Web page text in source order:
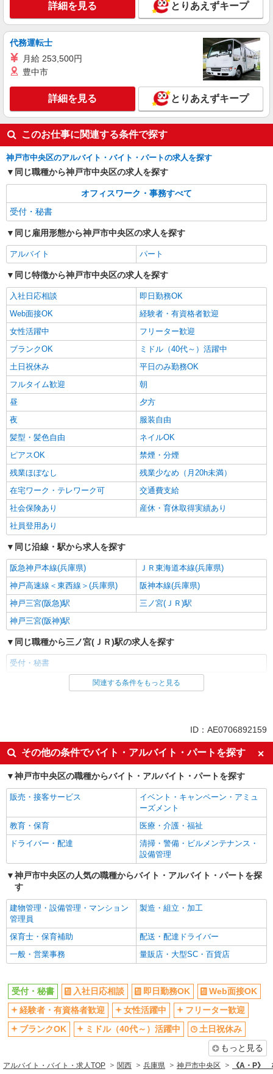
詳細を見る とりあえずキープ
代務運転士
月給 253,500円
豊中市
詳細を見る とりあえずキープ
このお仕事に関連する条件で探す
神戸市中央区のアルバイト・バイト・パートの求人を探す
同じ職種から神戸市中央区の求人を探す
オフィスワーク・事務すべて
受付・秘書
同じ雇用形態から神戸市中央区の求人を探す
アルバイト パート
同じ特徴から神戸市中央区の求人を探す
入社日応相談
即日勤務OK
Web面接OK
経験者・有資格者歓迎
女性活躍中
フリーター歓迎
ブランクOK
ミドル（40代～）活躍中
土日祝休み
平日のみ勤務OK
フルタイム歓迎
朝
昼
夕方
夜
服装自由
髪型・髪色自由
ネイルOK
ピアスOK
禁煙・分煙
残業ほぼなし
残業少なめ（月20h未満）
在宅ワーク・テレワーク可
交通費支給
社会保険あり
産休・育休取得実績あり
社員登用あり
同じ沿線・駅から求人を探す
阪急神戸本線(兵庫県)
ＪＲ東海道本線(兵庫県)
神戸高速線＜東西線＞(兵庫県)
阪神本線(兵庫県)
神戸三宮(阪急)駅
三ノ宮(ＪＲ)駅
神戸三宮(阪神)駅
同じ職種から三ノ宮(ＪＲ)駅の求人を探す
受付・秘書
同じ雇用形態から三ノ宮(ＪＲ)駅の求人を探す
入社日応相談
即日勤務OK
Web面接OK
経験者・有資格者歓迎
女性活躍中
フリーター歓迎
ブランクOK
ミドル（40代～）活躍中
土日祝休み
平日のみ勤務OK
フルタイム歓迎
朝
夕方
夜
服装自由
髪型・髪色自由
ピアスOK
禁煙・分煙
残業ほぼなし
在宅ワーク・テレワーク可
交通費支給
社会保険あり
産休・育休取得実績あり
同じ職種から求人を探す
オフィスワーク・事務
ミドル（40代～）活躍中 土日祝休み
関連する条件をもっと見る
ID：AE0706892159
その他の条件でバイト・アルバイト・パートを探す
神戸市中央区の職種からバイト・アルバイト・パートを探す
販売・接客サービス
イベント・キャンペーン・アミュ
ーズメント
教育・保育
医療・介護・福祉
ドライバー・配達
清掃・警備・ビルメンテナンス・
設備管理
神戸市中央区の人気の職種からバイト・アルバイト・パートを探
す
建物管理・設備管理・マンション
管理員
製造・組立・加工
保育士・保育補助
配送・配達ドライバー
一般・営業事務
量販店・大型SC・百貨店
受付・秘書 入社日応相談 即日勤務OK
Web面接OK
経験者・有資格者歓迎
女性活躍中
フリーター歓迎
ブランクOK
ミドル（40代～）活躍中
土日祝休み
もっと見る
アルバイト・バイト・求人TOP 関西 兵庫県 神戸市中央区 《A・P》